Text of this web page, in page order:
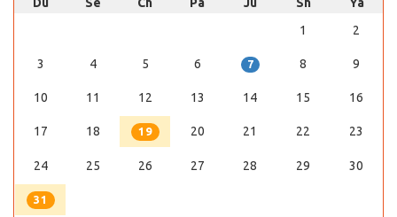
1
2
3 4 5 6 7 8 9
10 11 12 13 14 15 16
17 18 19 20 21 22 23
24 25 26 27 28 29 30
31